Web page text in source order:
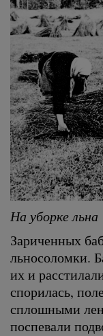
На уборке льна
Зариченных
льносоломки.
их и
спорилась,
сплошными
поспевали